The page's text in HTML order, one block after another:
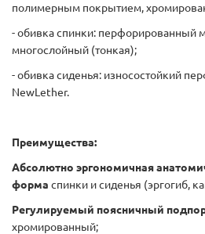
полимерным покрытием,
- обивка спинки: перфорированный
многослойный (тонкая);
- обивка сиденья: износостойкий
NewLether.
Преимущества:
Абсолютно эргономичная
форма спинки и сиденья (эргогиб,
Регулируемый поясничный
хромированный;